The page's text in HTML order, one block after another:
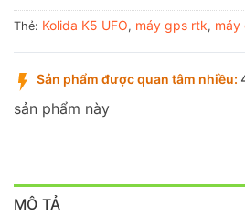
Thẻ: Kolida K5 UFO, máy gps rtk, máy
Sản phẩm được quan tâm nhiều:
sản phẩm này
MÔ TẢ